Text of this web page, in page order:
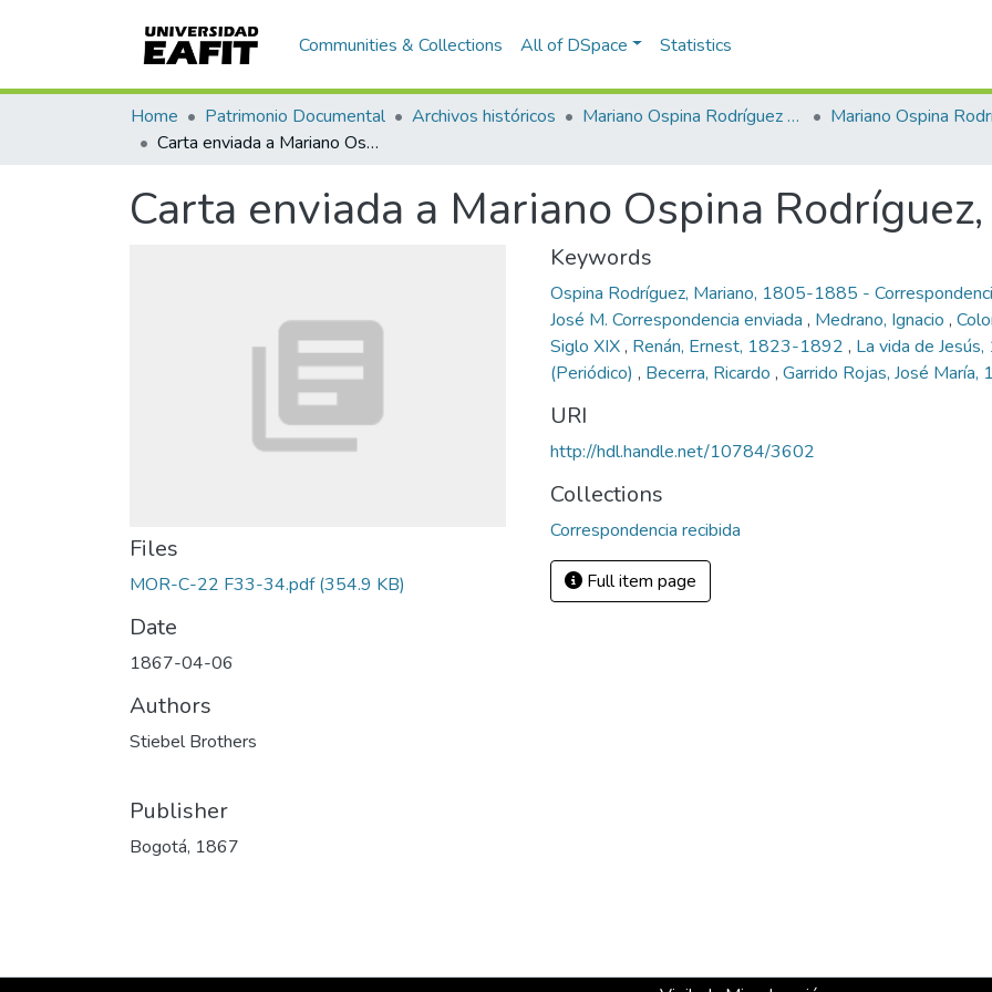
Communities & Collections All of DSpace Statistics
Home Patrimonio Documental Archivos históricos Mariano Ospina Rodríguez (1826 -1912) Mariano Ospina
Carta enviada a Mariano Ospina Rodríguez, Guatemala
Carta enviada a Mariano Ospina
Files
MOR-C-22 F33-34.pdf(354.9 KB)
Date
1867-04-06
Authors
Stiebel Brothers
Publisher
Bogotá, 1867
Keywords
Ospina Rodríguez, Mariano, 1805-1885 -
José M. Correspondencia enviada , Medrano, Ignacio ,
Siglo XIX, Renán, Ernest, 1823-1892 , La vida de
(Periódico) , Becerra, Ricardo , Garrido Rojas, José
URI
http://hdl.handle.net/10784/3602
Collections
Correspondencia recibida
Full item page